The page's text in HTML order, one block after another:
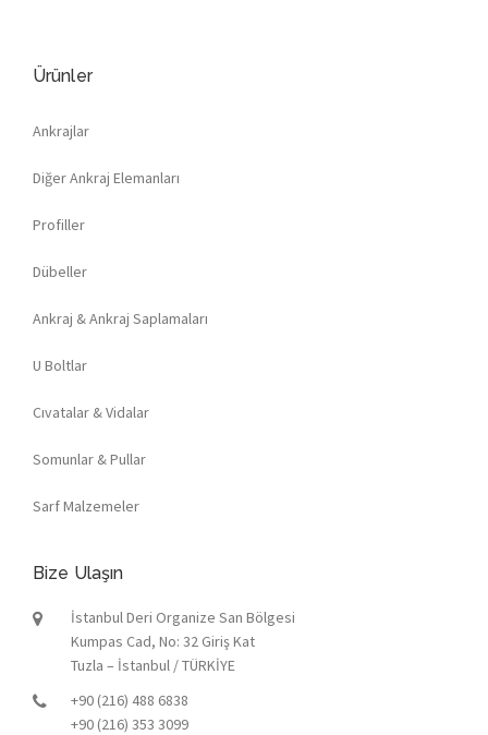
Ürünler
Ankrajlar
Diğer Ankraj Elemanları
Profiller
Dübeller
Ankraj & Ankraj Saplamaları
U Boltlar
Cıvatalar & Vidalar
Somunlar & Pullar
Sarf Malzemeler
Bize Ulaşın
İstanbul Deri Organize San Bölgesi
Kumpas Cad, No: 32 Giriş Kat
Tuzla – İstanbul / TÜRKİYE
+90 (216) 488 6838
+90 (216) 353 3099